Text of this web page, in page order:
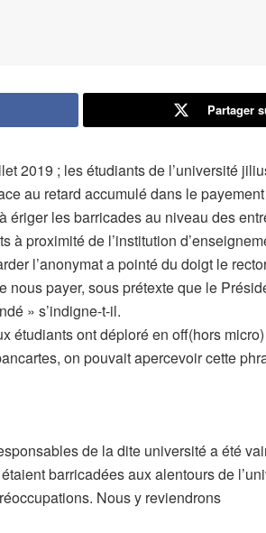
Partager
2019 ; les étudiants de l’université
au retard accumulé dans le
ériger les barricades au niveau des
à proximité de l’institution
l’anonymat a pointé du doigt le
nous payer, sous prétexte que le
» s’indigne-t-il.
étudiants ont déploré en off(hors
on pouvait apercevoir cette
de la dite université a été
barricadées aux alentours de
Nous y reviendrons